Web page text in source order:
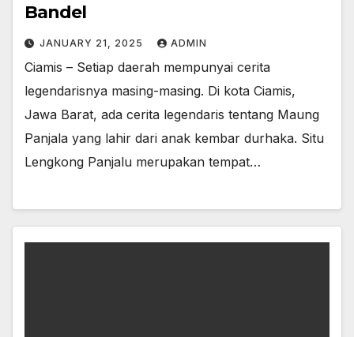
Bandel
JANUARY 21, 2025 ADMIN
Ciamis – Setiap daerah mempunyai cerita
legendarisnya masing-masing. Di kota Ciamis,
Jawa Barat, ada cerita legendaris tentang Maung
Panjala yang lahir dari anak kembar durhaka. Situ
Lengkong Panjalu merupakan tempat…